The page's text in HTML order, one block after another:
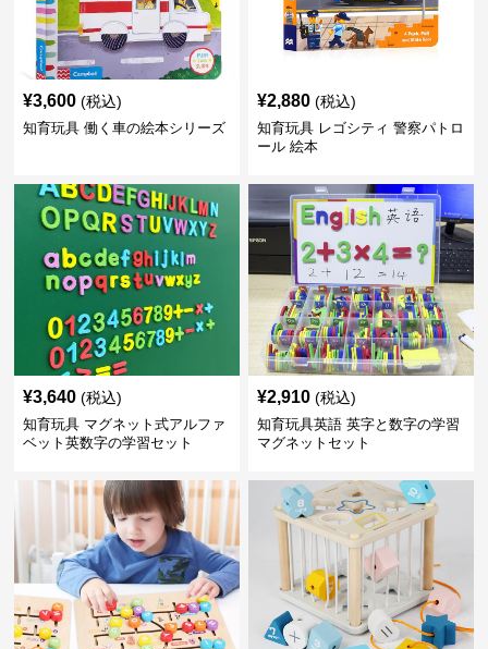
¥3,600 (税込)
知育玩具 働く車の絵本シリーズ
¥2,880 (税込)
知育玩具 レゴシティ 警察パトロ
ール 絵本
¥3,640 (税込)
知育玩具 マグネット式アルファ
ベット英数字の学習セット
¥2,910 (税込)
知育玩具英語 英字と数字の学習
マグネットセット